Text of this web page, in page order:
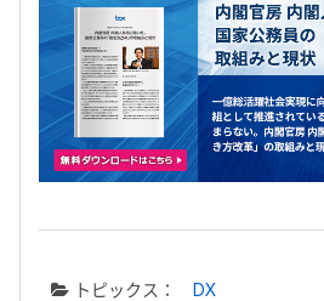
トピックス：
DX